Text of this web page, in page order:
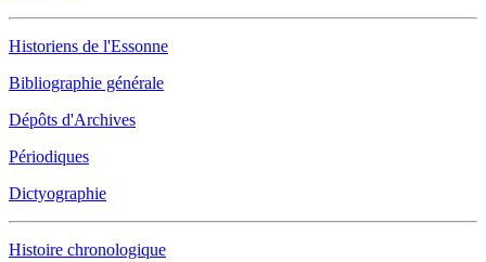
Historiens de l'Essonne
Bibliographie générale
Dépôts d'Archives
Périodiques
Dictyographie
Histoire chronologique